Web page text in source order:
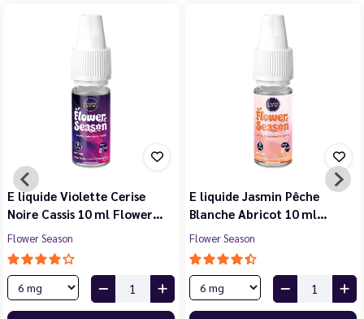
E liquide Violette Cerise
Noire Cassis 10 ml Flower…
Flower Season
E liquide Jasmin Pêche
Blanche Abricot 10 ml…
Flower Season